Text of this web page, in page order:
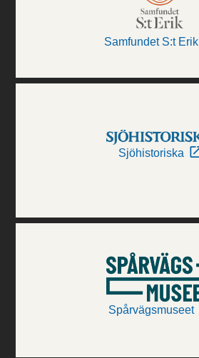
Samfundet S:t Erik
Sjöhistoriska
Spårvägsmuseet